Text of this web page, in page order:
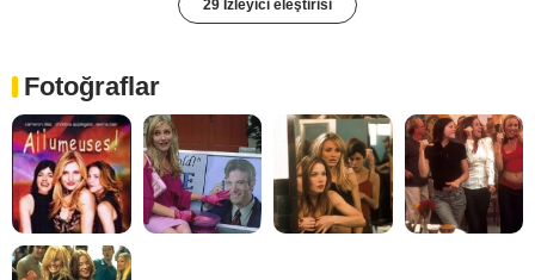
29 İzleyici eleştirisi
Fotoğraflar